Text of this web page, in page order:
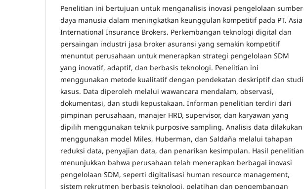
Penelitian ini bertujuan untuk menganalisis inovasi pengelolaan sumber
daya manusia dalam meningkatkan keunggulan kompetitif pada PT. Asia
International Insurance Brokers. Perkembangan teknologi digital dan
persaingan industri jasa broker asuransi yang semakin kompetitif
menuntut perusahaan untuk menerapkan strategi pengelolaan SDM
yang inovatif, adaptif, dan berbasis teknologi. Penelitian ini
menggunakan metode kualitatif dengan pendekatan deskriptif dan studi
kasus. Data diperoleh melalui wawancara mendalam, observasi,
dokumentasi, dan studi kepustakaan. Informan penelitian terdiri dari
pimpinan perusahaan, manajer HRD, supervisor, dan karyawan yang
dipilih menggunakan teknik purposive sampling. Analisis data dilakukan
menggunakan model Miles, Huberman, dan Saldaña melalui tahapan
reduksi data, penyajian data, dan penarikan kesimpulan. Hasil penelitian
menunjukkan bahwa perusahaan telah menerapkan berbagai inovasi
pengelolaan SDM, seperti digitalisasi human resource management,
sistem rekrutmen berbasis teknologi, pelatihan dan pengembangan